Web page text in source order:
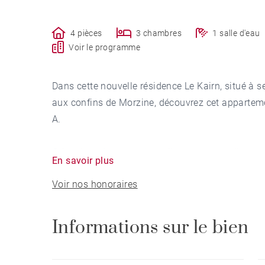
4 pièces 3 chambres 1 salle d'eau
Voir le programme
Dans cette nouvelle résidence Le Kairn, situé à
aux confins de Morzine, découvrez cet
A.
chambres dont 1 avec placard et 1 avec salle
d'une pièce de vie avec une cuisine ouverte sur
Sont également inclus, 3 places de parking
commun.
En savoir plus
Voir nos honoraires
Informations sur le bien